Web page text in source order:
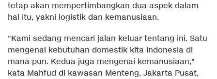
tetap akan mempertimbangkan dua aspek dalam
hal itu, yakni logistik dan kemanusiaan.
"Kami sedang mencari jalan keluar tentang ini. Satu
mengenai kebutuhan domestik kita Indonesia di
mana pun. Kedua juga mengenai kemanusiaan,"
kata Mahfud di kawasan Menteng, Jakarta Pusat,